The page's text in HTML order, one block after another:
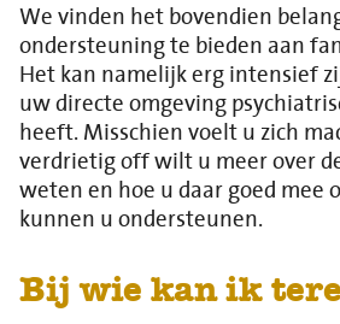
We vinden het bovendien
ondersteuning te bieden aan
Het kan namelijk erg intensief
uw directe omgeving
heeft. Misschien voelt u zich
verdrietig off wilt u meer over
weten en hoe u daar goed mee
kunnen u ondersteunen.
Bij wie kan ik